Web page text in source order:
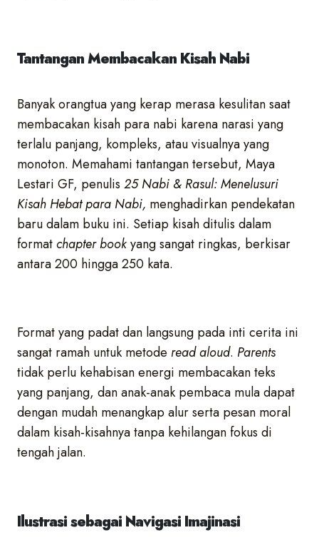
Tantangan Membacakan Kisah Nabi
Banyak orangtua yang kerap merasa kesulitan saat
membacakan kisah para nabi karena narasi yang
terlalu panjang, kompleks, atau visualnya yang
monoton. Memahami tantangan tersebut, Maya
Lestari GF, penulis 25 Nabi & Rasul: Menelusuri
Kisah Hebat para Nabi, menghadirkan pendekatan
baru dalam buku ini. Setiap kisah ditulis dalam
formatchapter bookyang sangat ringkas, berkisar
antara 200 hingga 250 kata.
Format yang padat dan langsung pada inti cerita ini
sangat ramah untuk metode read aloud. Parents
tidak perlu kehabisan energi membacakan teks
yang panjang, dan anak-anak pembaca mula dapat
dengan mudah menangkap alur serta pesan moral
dalam kisah-kisahnya tanpa kehilangan fokus di
tengah jalan.
Ilustrasi sebagai Navigasi Imajinasi